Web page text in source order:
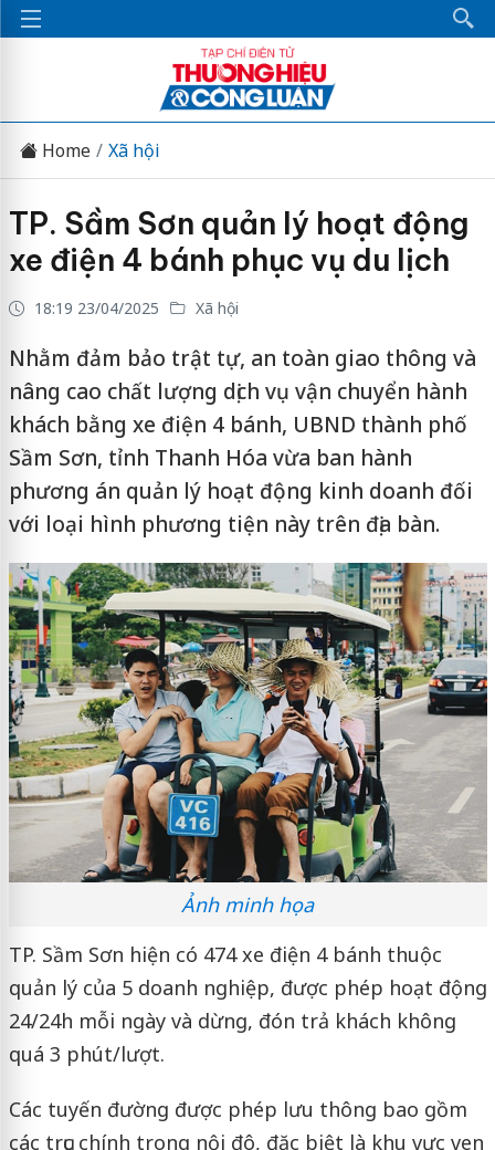
Home Xã hội
TP. Sầm Sơn quản lý hoạt động
xe điện 4 bánh phục vụ du lịch
18:19 23/04/2025 Xã hội
Nhằm đảm bảo trật tự, an toàn giao thông và
nâng cao chất lượng dịch vụ vận chuyển hành
khách bằng xe điện 4 bánh, UBND thành phố
Sầm Sơn, tỉnh Thanh Hóa vừa ban hành
phương án quản lý hoạt động kinh doanh đối
với loại hình phương tiện này trên địa bàn.
Ảnh minh họa
TP. Sầm Sơn hiện có 474 xe điện 4 bánh thuộc
quản lý của 5 doanh nghiệp, được phép hoạt động
24/24h mỗi ngày và dừng, đón trả khách không
quá 3 phút/lượt.
Các tuyến đường được phép lưu thông bao gồm
các trục chính trong nội đô, đặc biệt là khu vực ven